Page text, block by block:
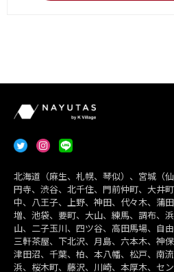
北海道（麻生、札幌、琴似）、宮城（
円寺、渋谷、北千住、門前仲町、大井
中、八王子、上野、神田、代々木、蒲
増、池袋、要町、大山、練馬、調布、
山、二子玉川、四ツ谷、高田馬場、自
三軒茶屋、下北沢、月島、六本木、神
津田沼、千葉、柏、本八幡、松戸、南
浜、桜木町、藤沢、川崎、本厚木、セ